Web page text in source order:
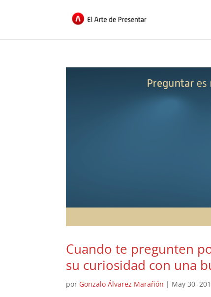
Cuando te pregunten
su curiosidad con una
por Gonzalo Álvarez Marañón | May 30,